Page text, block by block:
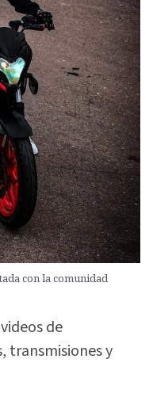
con la comunidad
de
y